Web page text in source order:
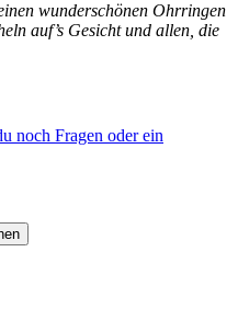
wunderschönen Ohrringen
auf’s Gesicht und allen, die
noch Fragen oder ein